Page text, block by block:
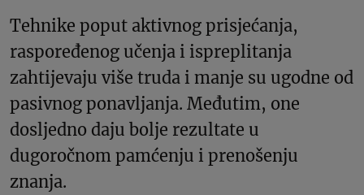
Tehnike poput aktivnog prisjećanja,
raspoređenog učenja i ispreplitanja
zahtijevaju više truda i manje su ugodne od
pasivnog ponavljanja. Međutim, one
dosljedno daju bolje rezultate u
dugoročnom pamćenju i prenošenju
znanja.